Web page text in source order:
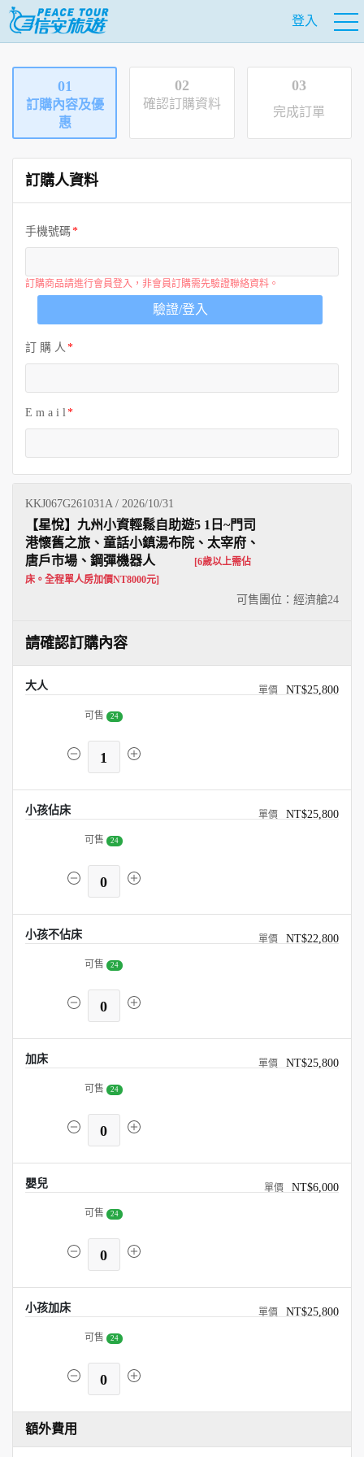
登入
01
訂購內容及優
惠
02
確認訂購資料
03
完成訂單
訂購人資料
手機號碼
訂購商品請進行會員登入，非會員訂購需先驗證聯絡資料。
驗證/登入
訂 購 人
E m a i l
KKJ067G261031A / 2026/10/31
可售團位：經濟艙24
【星悅】九州小資輕鬆自助遊5 1日~門司
港懷舊之旅、童話小鎮湯布院、太宰府、
唐戶市場、鋼彈機器人
[6歲以上需佔
床。全程單人房加價NT8000元]
請確認訂購內容
大人 NT$25,800
可售 24
1
小孩佔床 NT$25,800
可售 24
0
小孩不佔床 NT$22,800
可售 24
0
加床 NT$25,800
可售 24
0
嬰兒 NT$6,000
可售 24
0
小孩加床 NT$25,800
可售 24
0
額外費用